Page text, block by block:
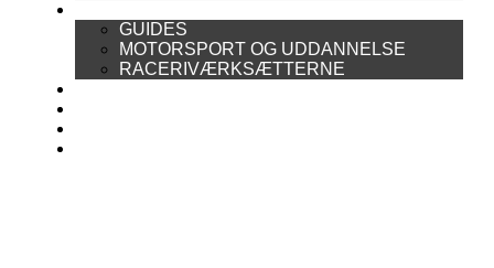
GUIDES
MOTORSPORT OG UDDANNELSE
RACERIVÆRKSÆTTERNE